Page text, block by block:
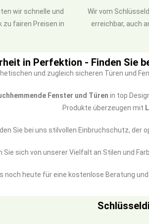
wir schnelle und
fairen Preisen in
Wir vom
erreichbar, auch
in Perfektion - Finden Sie
und zugleich sicheren Türen und
Fenster und Türen in top
Produkte überzeugen mit
Sie bei uns stilvollen Einbruchschutz, der
Sie sich von unserer Vielfalt an Stilen und
noch heute für eine kostenlose Beratung